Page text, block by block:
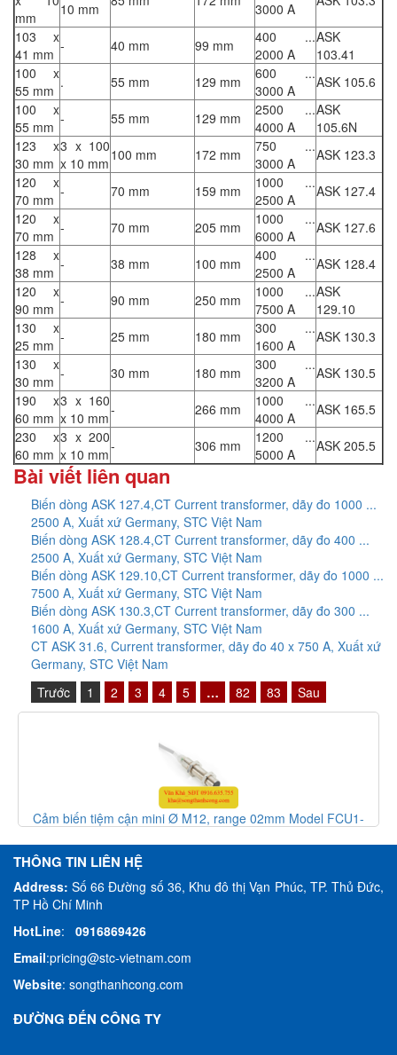
mm
10 mm
3000 A
103 x
41 mm - 40 mm 99 mm
400 ...
2000 A
ASK
103.41
100 x
55 mm . 55 mm 129 mm
600 ...
3000 A
ASK 105.6
100 x
55 mm - 55 mm 129 mm
2500 ...
4000 A
ASK
105.6N
123 x
30 mm
3 x 100
x 10 mm 100 mm 172 mm
750 ...
3000 A
ASK 123.3
120 x
70 mm - 70 mm 159 mm
1000 ...
2500 A
ASK 127.4
120 x
70 mm - 70 mm 205 mm
1000 ...
6000 A
ASK 127.6
128 x
38 mm - 38 mm 100 mm
400 ...
2500 A
ASK 128.4
120 x
90 mm - 90 mm 250 mm
1000 ...
7500 A
ASK
129.10
130 x
25 mm - 25 mm 180 mm
300 ...
1600 A
ASK 130.3
130 x
30 mm - 30 mm 180 mm
300 ...
3200 A
ASK 130.5
190 x
60 mm
3 x 160
x 10 mm- 266 mm
1000 ...
4000 A
ASK 165.5
230 x
60 mm
3 x 200
x 10 mm- 306 mm
1200 ...
5000 A
ASK 205.5
Bài viết liên quan
Biến dòng ASK 127.4,CT Current transformer, dãy đo 1000 ...
2500 A, Xuất xứ Germany, STC Việt Nam
Biến dòng ASK 128.4,CT Current transformer, dãy đo 400 ...
2500 A, Xuất xứ Germany, STC Việt Nam
Biến dòng ASK 129.10,CT Current transformer, dãy đo 1000 ...
7500 A, Xuất xứ Germany, STC Việt Nam
Biến dòng ASK 130.3,CT Current transformer, dãy đo 300 ...
1600 A, Xuất xứ Germany, STC Việt Nam
CT ASK 31.6, Current transformer, dãy đo 40 x 750 A, Xuất xứ
Germany, STC Việt Nam
Trước
1 2 3 4 5 … 82 83 Sau
range 02mm Model FCU1-
Cảm biến tiệm cận mini Ø M12,
THÔNG TIN LIÊN HỆ
Address:Số 66 Đường số 36, Khu đô thị Vạn Phúc, TP. Thủ Đức,
TP Hồ Chí Minh
HotLine: 0916869426
Email:pricing@stc-vietnam.com
Website: songthanhcong.com
ĐƯỜNG ĐẾN CÔNG TY